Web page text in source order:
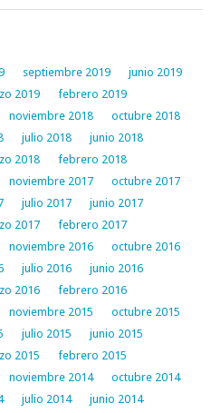
septiembre 2019
junio 2019
2019
febrero 2019
noviembre 2018
octubre 2018
julio 2018
junio 2018
2018
febrero 2018
noviembre 2017
octubre 2017
julio 2017
junio 2017
2017
febrero 2017
noviembre 2016
octubre 2016
julio 2016
junio 2016
2016
febrero 2016
noviembre 2015
octubre 2015
julio 2015
junio 2015
2015
febrero 2015
noviembre 2014
octubre 2014
julio 2014
junio 2014